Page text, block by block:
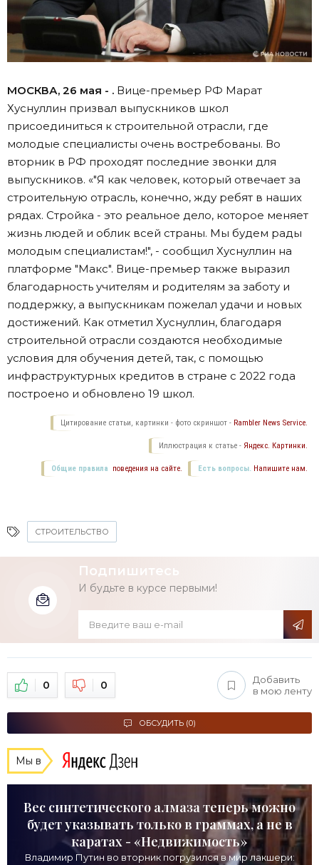
МОСКВА, 26 мая - . Вице-премьер РФ Марат
Хуснуллин призвал выпускников школ
присоединиться к строительной отрасли, где
молодые специалисты очень востребованы. Во
вторник в РФ проходят последние звонки для
выпускников. «"Я как человек, который отвечает за
строительную отрасль, конечно, жду ребят в наших
рядах. Стройка - это реальное дело, которое меняет
жизнь людей и облик всей страны. Мы будем рады
молодым специалистам!", - сообщил Хуснуллин на
платформе "Макс". Вице-премьер также выразил
благодарность учителям и родителям за заботу и
поддержку, а выпускникам пожелал удачи и новых
достижений. Как отметил Хуснуллин, благодаря
строительной отрасли создаются необходимые
условия для обучения детей, так, с помощью
инфраструктурных кредитов в стране с 2022 года
построено и обновлено 19 школ.
Цитирование статьи, картинки - фото скриншот - Rambler News Service.
Иллюстрация к статье - Яндекс. Картинки.
Есть вопросы. Напишите нам.
Общие правила поведения на сайте.
СТРОИТЕЛЬСТВО
Подпишитесь
И будьте в курсе первыми!
0 0
Добавить
в мою ленту
ОБСУДИТЬ (0)
Мы в
Вес синтетического алмаза теперь можно
будет указывать только в граммах, а не в
каратах - «Недвижимость»
Владимир Путин во вторник погрузился в мир лакшери: